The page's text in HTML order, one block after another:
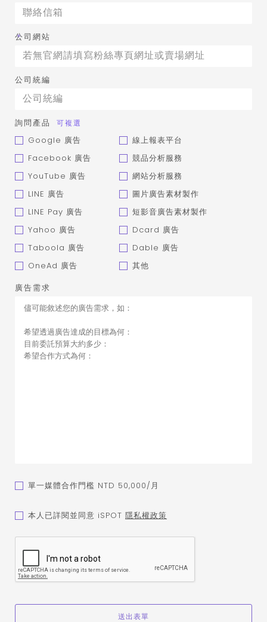
＊
公司網站
公司統編
詢問產品 可複選
Google 廣告
線上報表平台
Facebook 廣告
競品分析服務
YouTube 廣告
網站分析服務
LINE 廣告
圖片廣告素材製作
LINE Pay 廣告
短影音廣告素材製作
Yahoo 廣告
Dcard 廣告
Taboola 廣告
Dable 廣告
OneAd 廣告
其他
廣告需求
單一媒體合作門檻 NTD 50,000/月
本人已詳閱並同意 iSPOT 隱私權政策
送出表單